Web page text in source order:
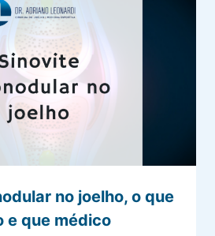
no joelho, o que
e que médico